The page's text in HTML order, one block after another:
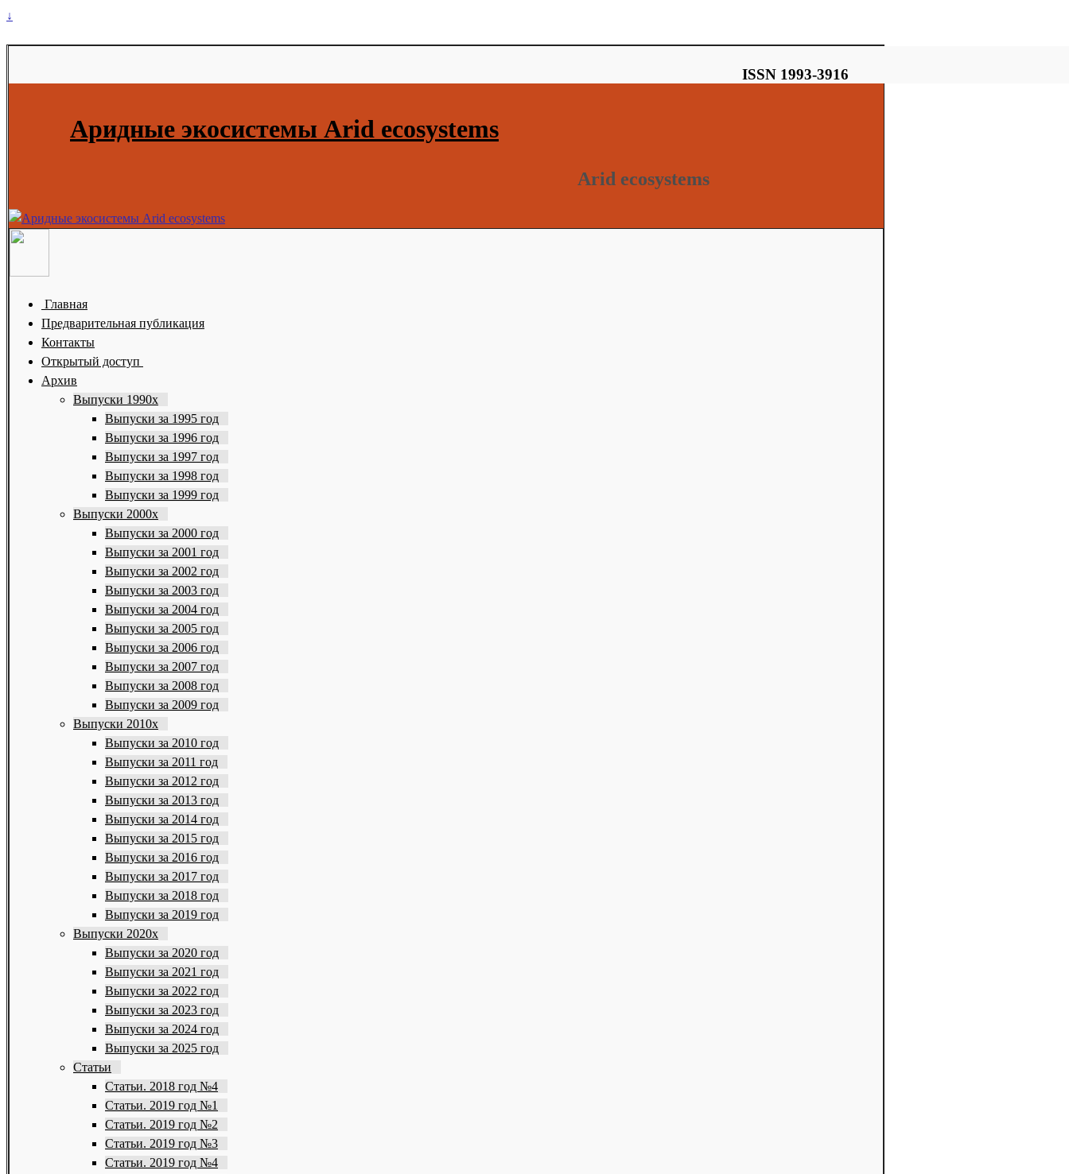
↓
ISSN 1993-3916
Аридные экосистемы Arid ecosystems
Arid ecosystems
Главная
Предварительная публикация
Контакты
Открытый доступ
Архив
Выпуски 1990х
Выпуски за 1995 год
Выпуски за 1996 год
Выпуски за 1997 год
Выпуски за 1998 год
Выпуски за 1999 год
Выпуски 2000х
Выпуски за 2000 год
Выпуски за 2001 год
Выпуски за 2002 год
Выпуски за 2003 год
Выпуски за 2004 год
Выпуски за 2005 год
Выпуски за 2006 год
Выпуски за 2007 год
Выпуски за 2008 год
Выпуски за 2009 год
Выпуски 2010х
Выпуски за 2010 год
Выпуски за 2011 год
Выпуски за 2012 год
Выпуски за 2013 год
Выпуски за 2014 год
Выпуски за 2015 год
Выпуски за 2016 год
Выпуски за 2017 год
Выпуски за 2018 год
Выпуски за 2019 год
Выпуски 2020х
Выпуски за 2020 год
Выпуски за 2021 год
Выпуски за 2022 год
Выпуски за 2023 год
Выпуски за 2024 год
Выпуски за 2025 год
Статьи
Статьи. 2018 год №4
Статьи. 2019 год №1
Статьи. 2019 год №2
Статьи. 2019 год №3
Статьи. 2019 год №4